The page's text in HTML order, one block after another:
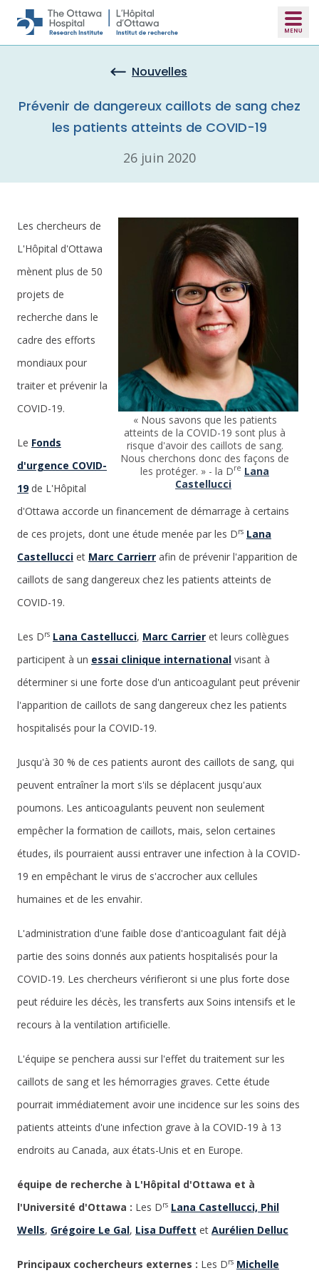
Skip to main content
Nouvelles
Prévenir de dangereux caillots de sang chez
les patients atteints de COVID-19
26 juin 2020
« Nous savons que les patients
atteints de la COVID-19 sont plus à
risque d'avoir des caillots de sang.
Nous cherchons donc des façons de
les protéger. » - la Dre Lana
Castellucci
Les chercheurs de
L'Hôpital d'Ottawa
mènent plus de 50
projets de
recherche dans le
cadre des efforts
mondiaux pour
traiter et prévenir la
COVID-19.
Le Fonds
d'urgence COVID-
19de L'Hôpital
d'Ottawa accorde un financement de démarrage à certains
de ces projets, dont une étude menée par les Drs Lana
Castellucci et Marc Carrierr afin de prévenir l'apparition de
caillots de sang dangereux chez les patients atteints de
COVID-19.
Les Drs Lana Castellucci, Marc Carrier et leurs collègues
participent à un essai clinique international visant à
déterminer si une forte dose d'un anticoagulant peut prévenir
l'apparition de caillots de sang dangereux chez les patients
hospitalisés pour la COVID-19.
Jusqu'à 30 % de ces patients auront des caillots de sang, qui
peuvent entraîner la mort s'ils se déplacent jusqu'aux
poumons. Les anticoagulants peuvent non seulement
empêcher la formation de caillots, mais, selon certaines
études, ils pourraient aussi entraver une infection à la COVID-
19 en empêchant le virus de s'accrocher aux cellules
humaines et de les envahir.
L'administration d'une faible dose d'anticoagulant fait déjà
partie des soins donnés aux patients hospitalisés pour la
COVID-19. Les chercheurs vérifieront si une plus forte dose
peut réduire les décès, les transferts aux Soins intensifs et le
recours à la ventilation artificielle.
L'équipe se penchera aussi sur l'effet du traitement sur les
caillots de sang et les hémorragies graves. Cette étude
pourrait immédiatement avoir une incidence sur les soins des
patients atteints d'une infection grave à la COVID-19 à 13
endroits au Canada, aux états-Unis et en Europe.
équipe de recherche à L'Hôpital d'Ottawa et à
l'Université d'Ottawa : Les Drs Lana Castellucci, Phil
Wells, Grégoire Le Gal, Lisa Duffett et Aurélien Delluc
Principaux cochercheurs externes : Les Drs Michelle